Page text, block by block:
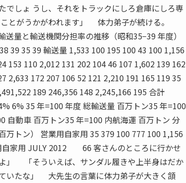
でしょ うし、それをトラックにしろ倉庫にしろ専
とがうかがわれます」 体力弟子が続ける。
量と輸送機関分担率の推移（昭和35−39 年度）
39 35 39 輸送量 1,533 100 195 100 43 100 1,156
153 110 2,012 131 202 104 46 107 1,602 139 162
2,633 172 207 106 52 121 2,210 191 165 119 35
189 246,356 148 2,245,166 195 合計
6% 35 年=100 年度 総輸送量 百万トン35 年=100
自動車 百万トン35 年=100 内航海運 百万トン 分
トン） 営業用自家用 35 379 100 777 100 1,156
自家用 JULY 2012 66 客さんのところに行かせ
」 「そういえば、サンダル履きや上半身はだか
いたな」 大先生の言葉に体力弟子が大きく頷